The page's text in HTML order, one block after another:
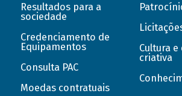
Resultados para a
sociedade
Credenciamento de
Equipamentos
Consulta PAC
Moedas contratuais
Cultura
criativa